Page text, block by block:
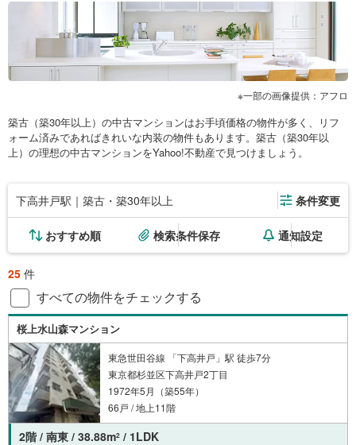
一部の画像提供：アフロ
築古（築30年以上）の中古マンションはお手頃価格の物件が多く、リフ
ォーム済みであればきれいな内装の物件もあります。築古（築30年以
上）の理想の中古マンションをYahoo!不動産で見つけましょう。
下高井戸駅｜築古・築30年以上 条件変更
おすすめ順 検索条件保存 通知設定
25 件
すべての物件をチェックする
桜上水山森マンション
東急世田谷線 「下高井戸」駅 徒歩7分
東京都杉並区下高井戸2丁目
1972年5月（築55年）
66戸 / 地上11階
2階 / 南東 / 38.88m2 / 1LDK